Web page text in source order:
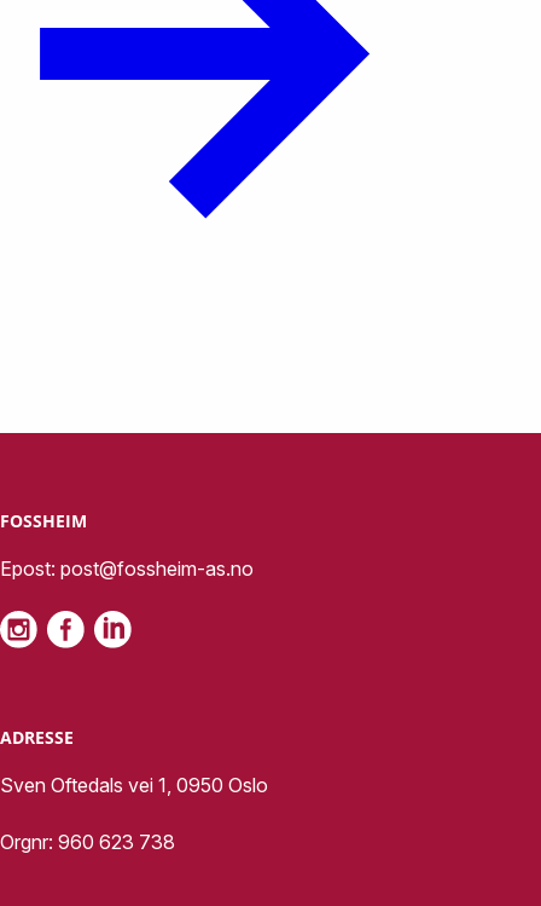
FOSSHEIM
Epost: post@fossheim-as.no
ADRESSE
Sven Oftedals vei 1, 0950 Oslo
Orgnr: 960 623 738